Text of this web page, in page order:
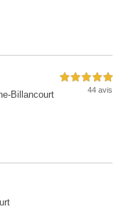
Billancourt
5,0 étoiles sur 5
44 avis